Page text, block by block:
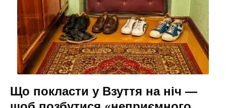
Що покласти у Взуття на ніч —